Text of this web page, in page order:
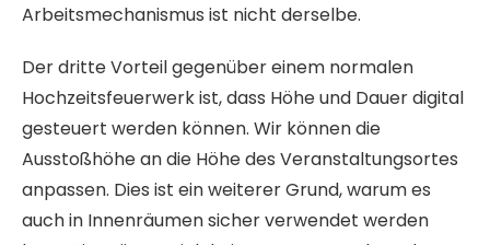
Arbeitsmechanismus ist nicht derselbe.
Der dritte Vorteil gegenüber einem normalen
Hochzeitsfeuerwerk ist, dass Höhe und Dauer digital
gesteuert werden können. Wir können die
Ausstoßhöhe an die Höhe des Veranstaltungsortes
anpassen. Dies ist ein weiterer Grund, warum es
auch in Innenräumen sicher verwendet werden